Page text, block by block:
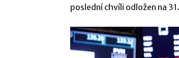
poslední chvíli odložen na